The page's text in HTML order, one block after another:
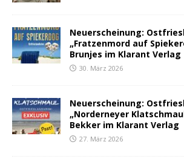
Neuerscheinung:
„Fratzenmord auf
Brunjes im Klarant Verlag
30. März 2026
Neuerscheinung:
„Norderneyer
Bekker im Klarant Verlag
27. März 2026